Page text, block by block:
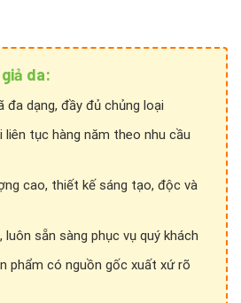
da:
đa dạng, đầy đủ chủng loại
liên tục hàng năm theo nhu cầu
cao, thiết kế sáng tạo, độc và
luôn sẵn sàng phục vụ quý khách
phẩm có nguồn gốc xuất xứ rõ